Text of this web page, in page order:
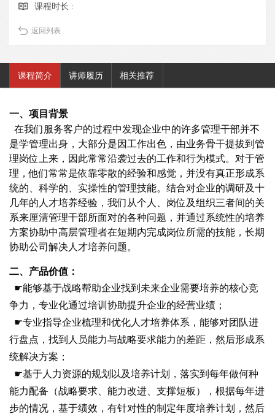
课程时长 :
返回列表
课程简介 讲师履历 相关推荐
一、项目背景
在我们服务客户的过程中发现企业中的许多管理干部并不
是学管理出身，大部分是因工作出色，由业务骨干提拔到管
理岗位上来，因此常常沿袭过去的工作和行为模式。对于管
理，他们常常是依靠零散的经验和感觉，并没有真正形成系
统的、科学的、实操性的管理技能。结合对企业的调研及十
几年的人才培养经验，我们从个人、岗位及组织三者间的关
系来厘清管理干部所面对的各种问题，并通过系统性的培养
方案协助中高层管理者在短期内完成岗位所需的技能，长期
协助公司解决人才培养问题。
二、产品价值：
☛能够基于战略帮助企业找到未来企业需要培养的核心竞
争力，专业化通过培训协助提升企业的经营业绩；
☛专业指导企业梳理和优化人才培养体系，能够对团队进
行盘点，找到人员能力与战略要求能力的差距，然后形成系
统解决方案；
☛基于人力资源的规划以及培养计划，落实到每年做何种
能力配备（战略要求、能力改进、支撑短板），根据每年进
步的情况，基于绩效，有针对性的制定年度培养计划，然后